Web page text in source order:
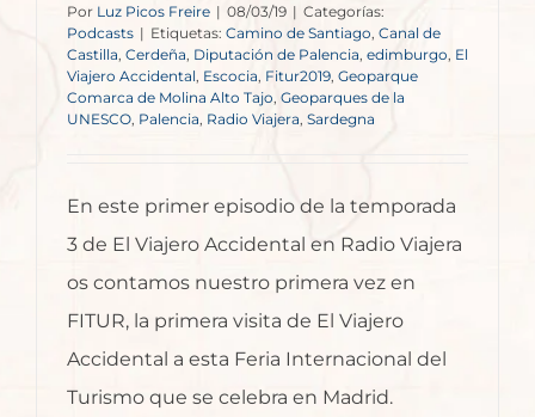
Por Luz Picos Freire | 08/03/19 | Categorías:
Podcasts | Etiquetas: Camino de Santiago Canal de
Castilla, Cerdeña, Diputación de Palencia, edimburgo El
Viajero Accidental Escocia, Fitur2019 Geoparque
Comarca de Molina Alto Tajo Geoparques de la
UNESCO, Palencia, Radio Viajera Sardegna
En este primer episodio de la temporada
3 de El Viajero Accidental en Radio Viajera
os contamos nuestro primera vez en
FITUR, la primera visita de El Viajero
Accidental a esta Feria Internacional del
Turismo que se celebra en Madrid.